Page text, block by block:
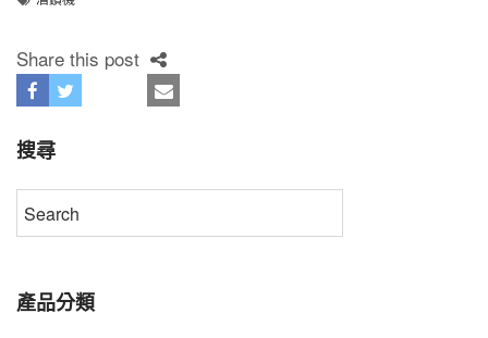
Share this post
搜尋
產品分類